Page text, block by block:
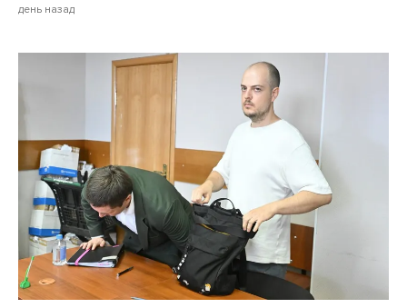
день назад